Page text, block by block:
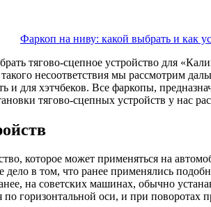
Фаркоп на ниву: какой выбрать и как
тягово-сцепное устройство для
несоответствия мы рассмотрим
и для хэтчбеков. Все фаркопы,
тягово-сцепных устройств у нас
которое может применяться на
в том, что ранее применялись
на советских машинах, обычно
по горизонтальной оси, и при поворотах